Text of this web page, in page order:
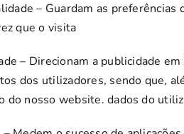
– Guardam as
que o visita
– Direcionam a publicidade
dos utilizadores, sendo que,
do nosso website. dados do